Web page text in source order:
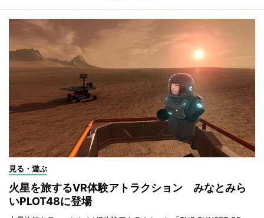
見る・遊ぶ
火星を旅するVR体験アトラクション みなとみら
いPLOT48に登場